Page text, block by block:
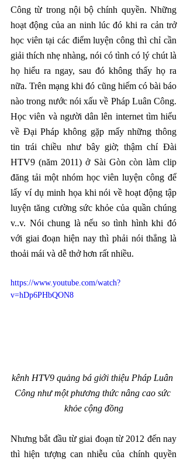
Công từ trong nội bộ chính quyền. Những
hoạt động của an ninh lúc đó khi ra cản trở
học viên tại các điểm luyện công thì chỉ cần
giải thích nhẹ nhàng, nói có tình có lý chút là
họ hiểu ra ngay, sau đó không thấy họ ra
nữa. Trên mạng khi đó cũng hiếm có bài báo
nào trong nước nói xấu về Pháp Luân Công.
Học viên và người dân lên internet tìm hiểu
về Đại Pháp không gặp mấy những thông
tin trái chiều như bây giờ; thậm chí Đài
HTV9 (năm 2011) ở Sài Gòn còn làm clip
đăng tải một nhóm học viên luyện công để
lấy ví dụ minh họa khi nói về hoạt động tập
luyện tăng cường sức khỏe của quần chúng
v..v. Nói chung là nếu so tình hình khi đó
với giai đoạn hiện nay thì phải nói thẳng là
thoải mái và dễ thở hơn rất nhiều.
https://www.youtube.com/watch?
v=hDp6PHbQON8
kênh HTV9 quảng bá giới thiệu Pháp Luân
Công như một phương thức nâng cao sức
khỏe cộng đồng
Nhưng bắt đầu từ giai đoạn từ 2012 đến nay
thì hiện tượng can nhiễu của chính quyền